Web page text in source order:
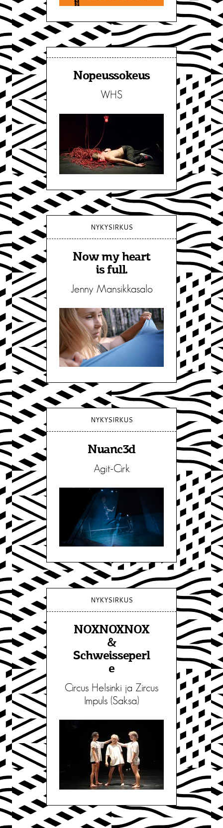
Nopeussokeus
WHS
NYKYSIRKUS
Now my heart
is full.
Jenny Mansikkasalo
NYKYSIRKUS
NOXNOXNOX
&
Schweisseperl
e
Circus Helsinki ja Zircus
Impuls (Saksa)
NYKYSIRKUS
Nuanc3d
Agit-Cirk